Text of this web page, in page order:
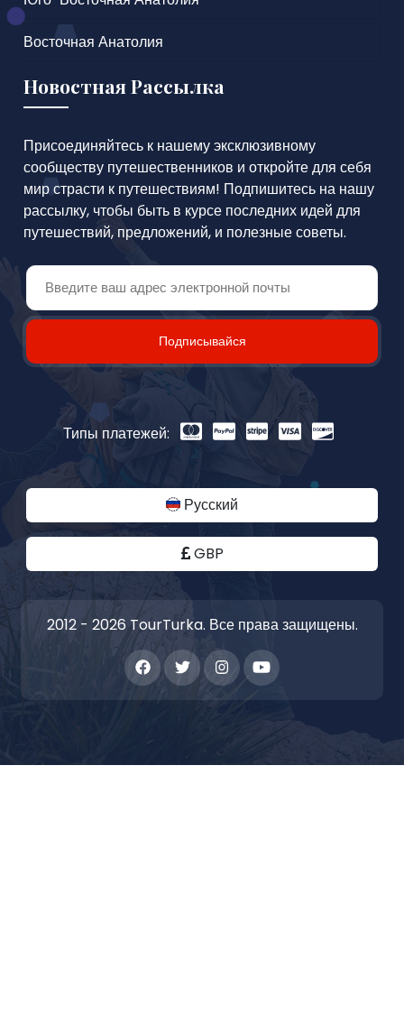
Восточная Анатолия
Новостная Рассылка
Присоединяйтесь к нашему эксклюзивному
сообществу путешественников и откройте для себя
мир страсти к путешествиям! Подпишитесь на нашу
рассылку, чтобы быть в курсе последних идей для
путешествий, предложений, и полезные советы.
Подписывайся
Типы платежей:
Русский
GBP
2012 - 2026 TourTurka. Все права защищены.